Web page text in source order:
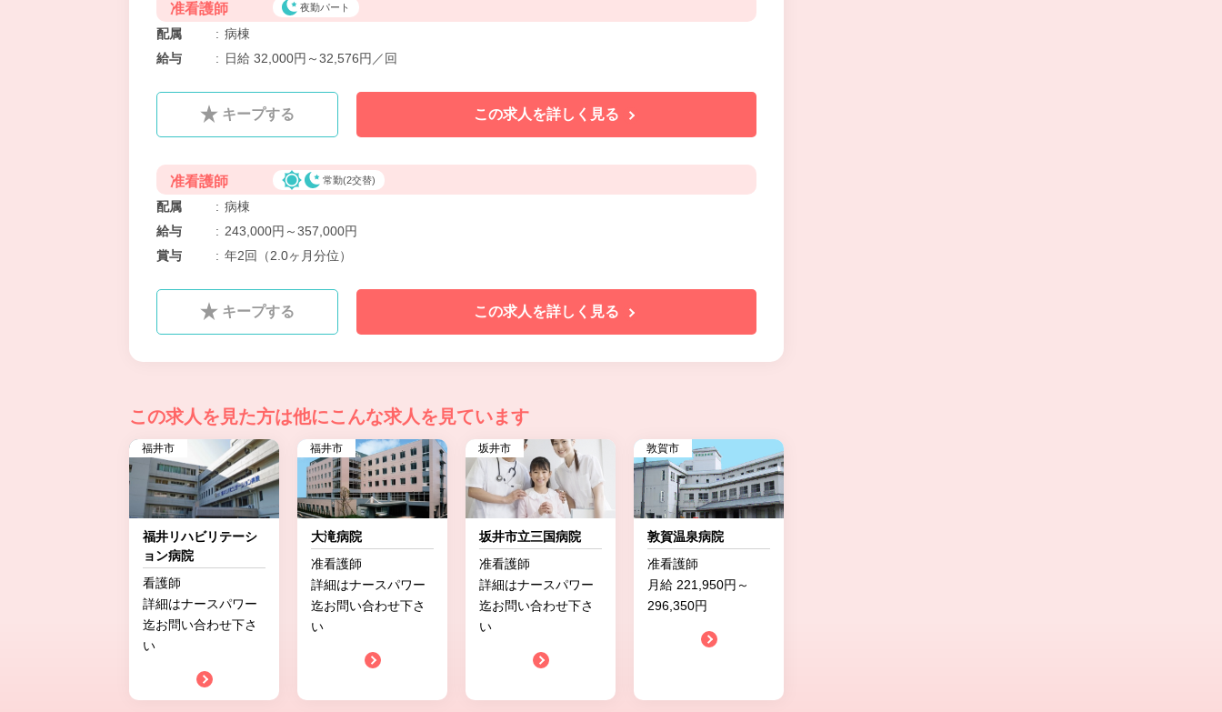
准看護師 夜勤パート
配属 : 病棟
給与
: 日給 32,000円～32,576円／回
キープする この求人を詳しく見る
准看護師 常勤(2交替)
配属 : 病棟
給与
: 243,000円～357,000円
賞与
: 年2回（2.0ヶ月分位）
キープする この求人を詳しく見る
この求人を見た方は他にこんな求人を見ています
福井市
福井リハビリテーシ
ョン病院
看護師
詳細はナースパワー
迄お問い合わせ下さ
い
福井市
大滝病院
准看護師
詳細はナースパワー
迄お問い合わせ下さ
い
坂井市
坂井市立三国病院
准看護師
詳細はナースパワー
迄お問い合わせ下さ
い
敦賀市
敦賀温泉病院
准看護師
月給 221,950円～
296,350円